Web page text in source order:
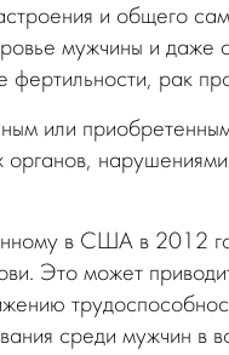
и общего
мужчины и даже
фертильности, рак
или
органов,
в США в 2012
Это может
среди мужчин в